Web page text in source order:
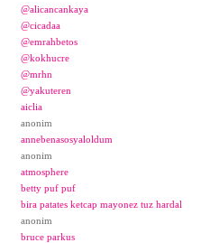
@alicancankaya
@cicadaa
@emrahbetos
@kokhucre
@mrhn
@yakuteren
aiclia
anonim
annebenasosyaloldum
anonim
atmosphere
betty puf puf
bira patates ketcap mayonez tuz hardal
anonim
bruce parkus